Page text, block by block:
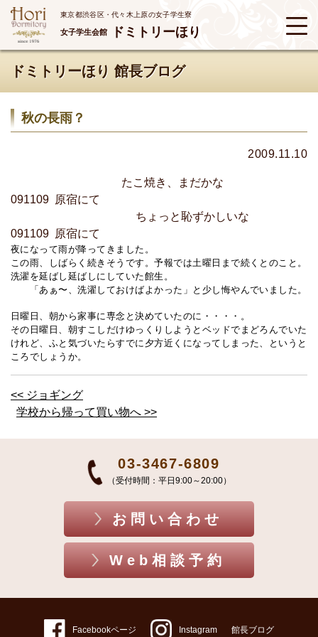
東京都渋谷区・代々木上原の女子学生寮
女子学生会館 ドミトリーほり
ドミトリーほり 館長ブログ
秋の長雨？
2009.11.10
たこ焼き、まだかな
091109 原宿にて
ちょっと恥ずかしいな
091109 原宿にて
夜になって雨が降ってきました。
この雨、しばらく続きそうです。予報では土曜日まで続くとのこと。
洗濯を延ばし延ばしにしていた館生。
「あぁ〜、洗濯しておけばよかった」と少し悔やんでいました。
日曜日、朝から家事に専念と決めていたのに・・・・。
その日曜日、朝すこしだけゆっくりしようとベッドでまどろんでいた
けれど、ふと気づいたらすでに夕方近くになってしまった、というと
ころでしょうか。
<< ジョギング
学校から帰って買い物へ >>
03-3467-6809
（受付時間：平日9:00～20:00）
お問い合わせ
Web相談予約
Facebookページ Instagram 館長ブログ